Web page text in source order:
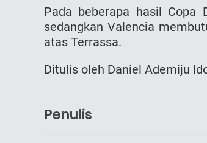
Pada beberapa hasil Copa
sedangkan Valencia
atas Terrassa.
Ditulis oleh Daniel Ademiju
Penulis